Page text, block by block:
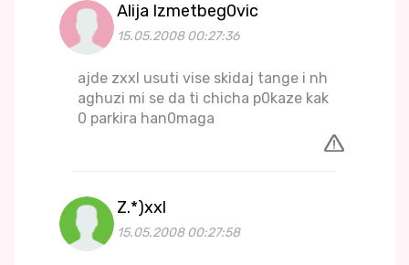
Alija Izmetbeg0vic
15.05.2008 00:27:36
ajde zxxl usuti vise skidaj tange i nh
aghuzi mi se da ti chicha p0kaze kak
0 parkira han0maga
Z.*)xxl
15.05.2008 00:27:58